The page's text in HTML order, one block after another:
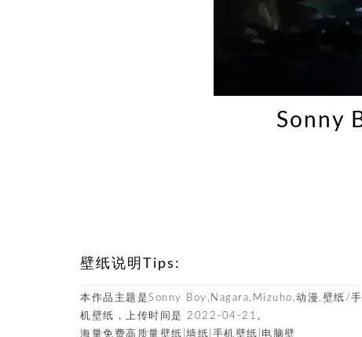
Sonny
壁纸说明Tips:
本作品主题是Sonny Boy,Nagara,Mizuho,动漫,壁纸/手
机壁纸，上传时间是 2022-04-21。
海量免费高质量壁纸|墙纸|手机壁纸|电脑壁